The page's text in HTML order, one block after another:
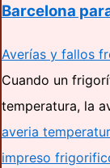
Barcelona
Averías y fallos
Cuando un
temperatura, la
averia
impreso